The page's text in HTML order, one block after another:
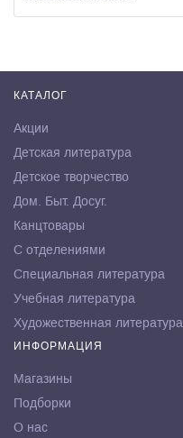
КАТАЛОГ
Акции
Детская литература
Детское творчество
Дом. Быт. Досуг.
Канцтовары
С отделениями
Специальная литература
Учебная литература
Художественная литература
ИНФОРМАЦИЯ
Магазины
Подборки
О нас